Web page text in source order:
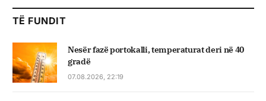
TË FUNDIT
Nesër fazë portokalli, temperaturat deri në 40
gradë
07.08.2026, 22:19